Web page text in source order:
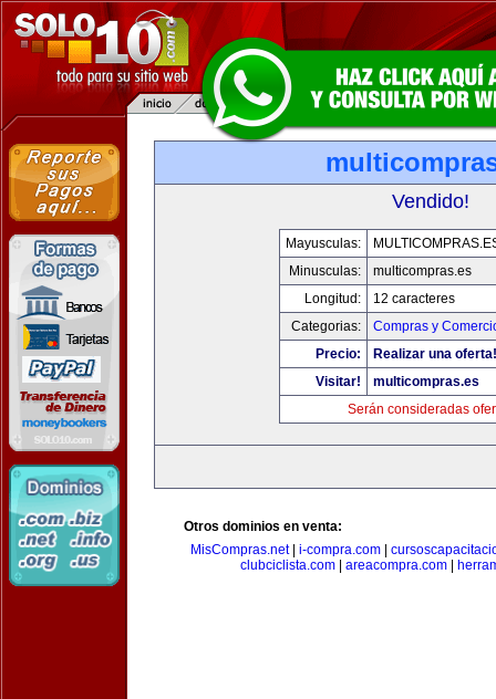
Vendido!
Mayusculas:
Minusculas:
multicompras.es
Longitud:
12 caracteres
Categorias:
Compras y
Precio:
Realizar una oferta!
Visitar!
multicompras.es
Serán consideradas
Otros dominios en venta:
MisCompras.net| i-compra.com|
clubciclista.com
areacompra.com